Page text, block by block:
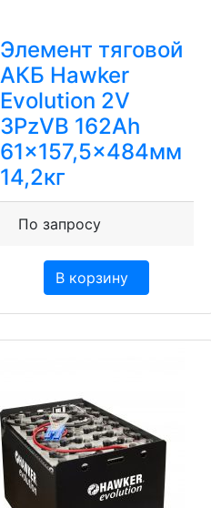
Элемент тяговой
АКБ Hawker
Evolution 2V
3PzVB 162Ah
61×157,5×484мм
14,2кг
По запросу
В корзину